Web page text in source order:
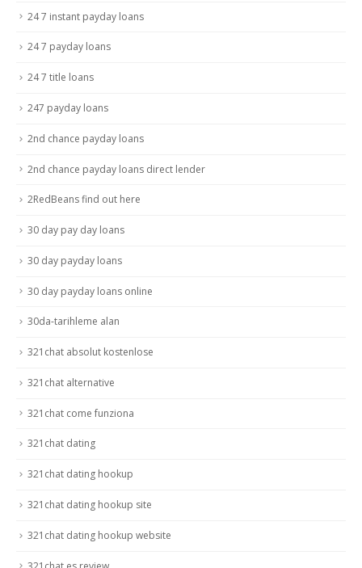
24 7 instant payday loans
24 7 payday loans
24 7 title loans
247 payday loans
2nd chance payday loans
2nd chance payday loans direct lender
2RedBeans find out here
30 day pay day loans
30 day payday loans
30 day payday loans online
30da-tarihleme alan
321chat absolut kostenlose
321chat alternative
321chat come funziona
321chat dating
321chat dating hookup
321chat dating hookup site
321chat dating hookup website